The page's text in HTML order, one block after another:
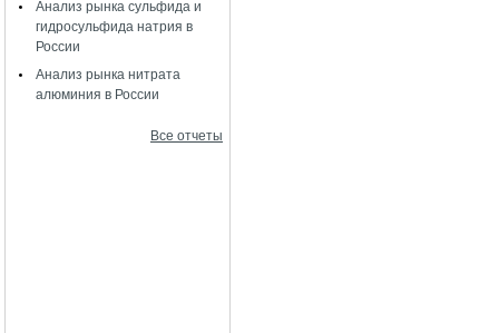
Анализ рынка сульфида и
гидросульфида натрия в
России
Анализ рынка нитрата
алюминия в России
Все отчеты